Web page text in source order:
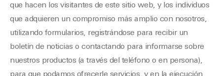
que hacen los visitantes de este sitio web, y los individuos
que adquieren un compromiso más amplio con nosotros,
utilizando formularios, registrándose para recibir un
boletín de noticias o contactando para informarse sobre
nuestros productos (a través del teléfono o en persona),